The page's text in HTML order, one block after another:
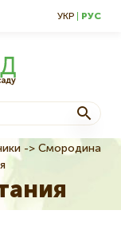
УКР РУС
Смородина